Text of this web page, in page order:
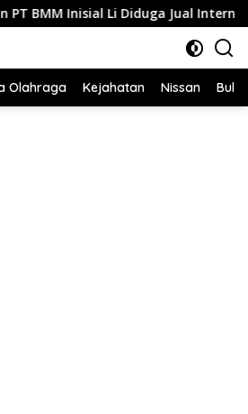
Diduga Jual Internet Ilegal, Tanpa
Olahraga Kejahatan Nissan